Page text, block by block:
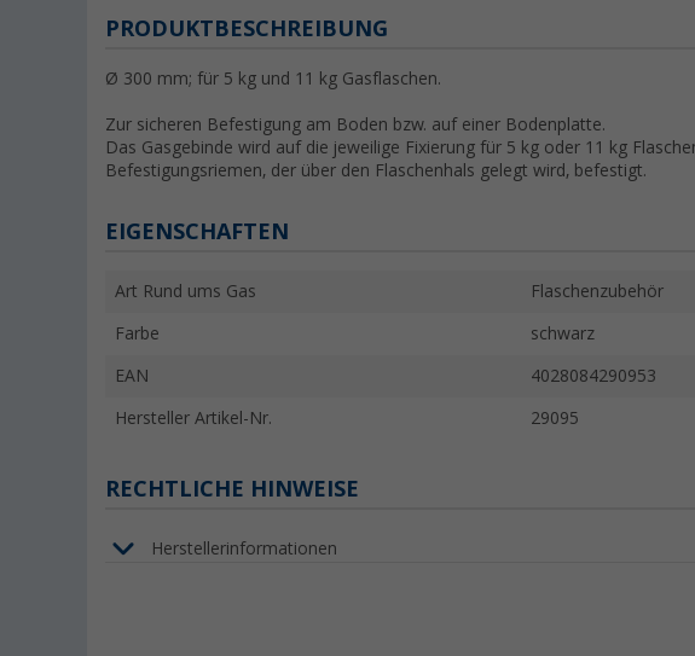
PRODUKTBESCHREIBUNG
Ø 300 mm; für 5 kg und 11 kg Gasflaschen.
Zur sicheren Befestigung am Boden bzw. auf einer Bodenplatte.
Das Gasgebinde wird auf die jeweilige Fixierung für 5 kg oder 11 kg
Befestigungsriemen, der über den Flaschenhals gelegt wird, befestigt.
EIGENSCHAFTEN
Art Rund ums Gas Flaschenzubehör
Farbe schwarz
EAN 4028084290953
Hersteller Artikel-Nr. 29095
RECHTLICHE HINWEISE
Herstellerinformationen